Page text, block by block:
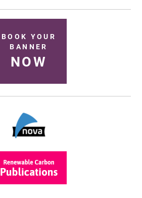
BOOK YOUR
BANNER
NOW